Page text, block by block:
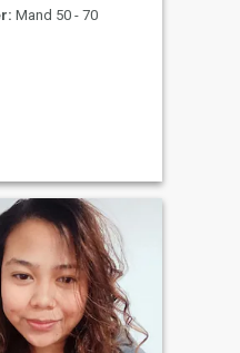
Mand 50 - 70